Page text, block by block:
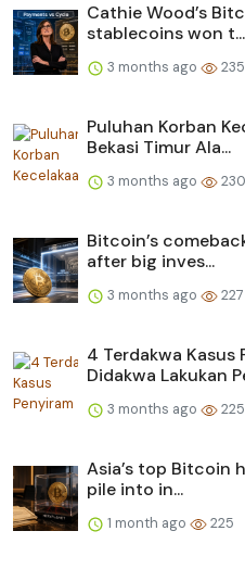
Cathie Wood’s
stablecoins won t...
3 months ago 235
Puluhan Korban
Bekasi Timur Ala...
3 months ago 230
Bitcoin’s
after big inves...
3 months ago 227
4 Terdakwa Kasus
Didakwa Lakukan
3 months ago 225
Asia’s top Bitcoin
pile into in...
1 month ago 225